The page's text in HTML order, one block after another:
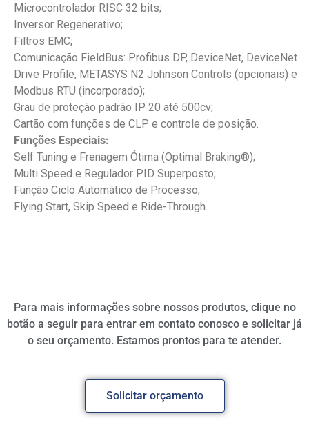
Microcontrolador RISC 32 bits;
Inversor Regenerativo;
Filtros EMC;
Comunicação FieldBus: Profibus DP, DeviceNet, DeviceNet
Drive Profile, METASYS N2 Johnson Controls (opcionais) e
Modbus RTU (incorporado);
Grau de proteção padrão IP 20 até 500cv;
Cartão com funções de CLP e controle de posição.
Funções Especiais:
Self Tuning e Frenagem Ótima (Optimal Braking®);
Multi Speed e Regulador PID Superposto;
Função Ciclo Automático de Processo;
Flying Start, Skip Speed e Ride-Through.
Para mais informações sobre nossos produtos, clique no
botão a seguir para entrar em contato conosco e solicitar já
o seu orçamento. Estamos prontos para te atender.
Solicitar orçamento